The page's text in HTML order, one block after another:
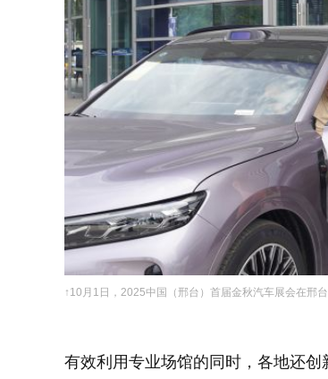
↑10月1日，2025中国（邢台）首届金秋汽车展会在邢
有效利用专业场馆的同时，各地还